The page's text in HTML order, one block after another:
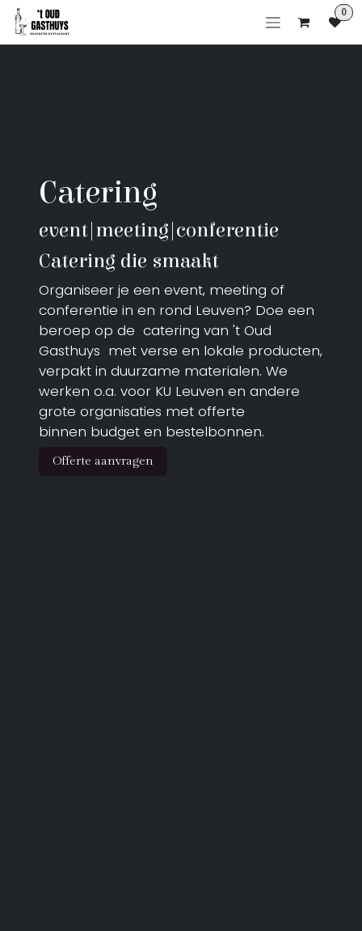
Overslaan naar inhoud 0
Catering
event|meeting|conferentie
Catering die smaakt
Organiseer je een event, meeting of
conferentie in en rond Leuven? Doe een
beroep op de catering van 't Oud
Gasthuys met verse en lokale producten,
verpakt in duurzame materialen. We
werken o.a. voor KU Leuven en andere
grote organisaties met offerte
binnen budget en bestelbonnen.
Offerte aanvragen